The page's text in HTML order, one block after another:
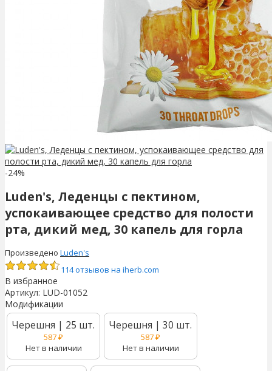
-24%
Luden's, Леденцы с пектином,
успокаивающее средство для полости
рта, дикий мед, 30 капель для горла
Произведено Luden's
114 отзывов на iherb.com
В избранное
Артикул: LUD-01052
Модификации
Черешня | 25 шт.
587₽
Нет в наличии
Черешня | 30 шт.
587₽
Нет в наличии